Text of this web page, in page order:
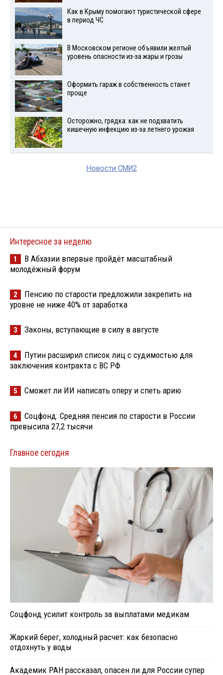
Как в Крыму помогают туристической сфере
в период ЧС
В Московском регионе объявили желтый
уровень опасности из-за жары и грозы
Оформить гараж в собственность станет
проще
Осторожно, грядка: как не подхватить
кишечную инфекцию из-за летнего урожая
Новости СМИ2
Интересное за неделю
1
В Абхазии впервые пройдёт масштабный
молодёжный форум
2
Пенсию по старости предложили закрепить на
уровне не ниже 40% от заработка
3 Законы, вступающие в силу в августе
4
Путин расширил список лиц с судимостью для
заключения контракта с ВС РФ
5 Сможет ли ИИ написать оперу и спеть арию
6
Соцфонд: Средняя пенсия по старости в России
превысила 27,2 тысячи
Главное сегодня
Соцфонд усилит контроль за выплатами медикам
Жаркий берег, холодный расчет: как безопасно
отдохнуть у воды
Академик РАН рассказал, опасен ли для России супер